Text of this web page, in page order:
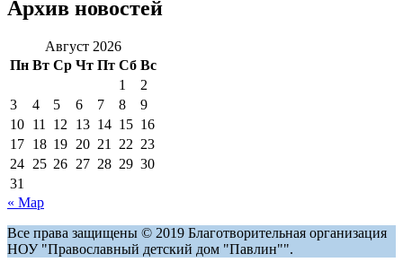
Архив новостей
Август 2026
Пн Вт Ср Чт Пт Сб Вс
1
2
3
4 5 6 7 8
9
10 11 12 13 14 15 16
17 18 19 20 21 22 23
24 25 26 27 28 29 30
31
« Мар
Все права защищены © 2019 Благотворительная организация
НОУ "Православный детский дом "Павлин"".